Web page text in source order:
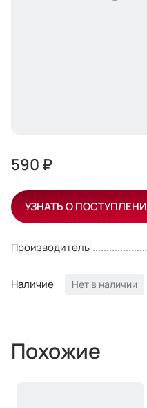
Производитель
Наличие Нет в наличии
590 ₽
УЗНАТЬ О
Похожие